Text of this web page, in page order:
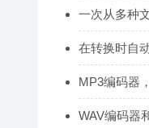
一次从多种
在转换时自
MP3编码器
WAV编码器